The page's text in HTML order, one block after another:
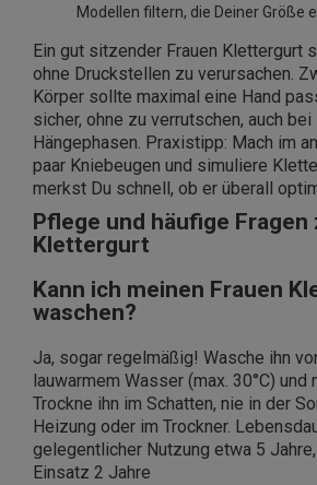
Modellen filtern, die Deiner Größe
Ein gut sitzender Frauen Klettergurt
ohne Druckstellen zu verursachen.
Körper sollte maximal eine Hand
sicher, ohne zu verrutschen, auch bei
Hängephasen. Praxistipp: Mach im
paar Kniebeugen und simuliere
merkst Du schnell, ob er überall
Pflege und häufige Fragen
Klettergurt
Kann ich meinen Frauen
waschen?
Ja, sogar regelmäßig! Wasche ihn
lauwarmem Wasser (max. 30°C) und
Trockne ihn im Schatten, nie in der
Heizung oder im Trockner.
gelegentlicher Nutzung etwa 5
Einsatz 2 Jahre